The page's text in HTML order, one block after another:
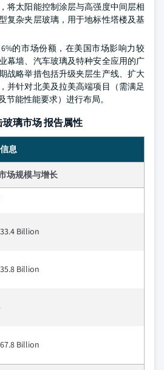
将太阳能控制涂层与高强度中间层相
复杂夹层玻璃，用于地标性塔楼及基
的市场份额，在美国市场影响力较
幕墙、汽车玻璃及特种安全应用的广
战略举措包括升级夹层生产线、扩大
并针对北美及拉美高端项目（需满足
节能性能要求）进行布局。
玻璃市场 报告属性
息
场规模与增长
Billion
Billion
Billion